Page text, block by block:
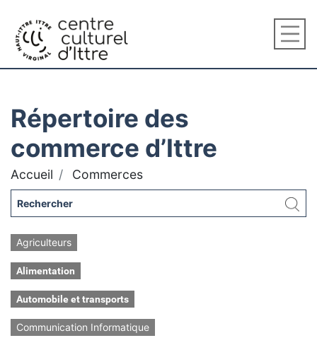
Répertoire des
commerce d’Ittre
Accueil Commerces
Agriculteurs
Alimentation
Automobile et transports
Communication Informatique